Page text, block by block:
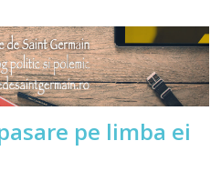
pe limba ei